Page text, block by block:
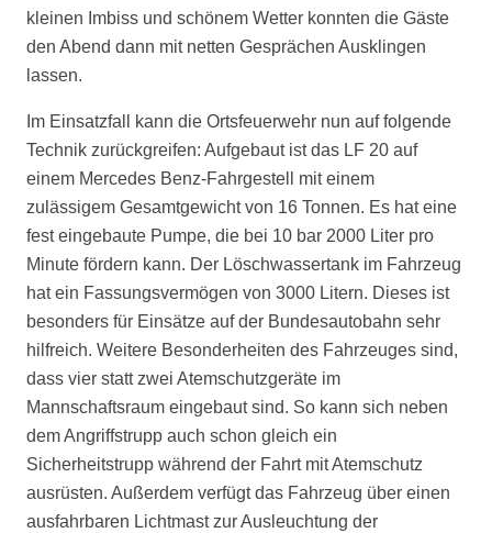
kleinen Imbiss und schönem Wetter konnten die Gäste
den Abend dann mit netten Gesprächen Ausklingen
lassen.
Im Einsatzfall kann die Ortsfeuerwehr nun auf folgende
Technik zurückgreifen: Aufgebaut ist das LF 20 auf
einem Mercedes Benz-Fahrgestell mit einem
zulässigem Gesamtgewicht von 16 Tonnen. Es hat eine
fest eingebaute Pumpe, die bei 10 bar 2000 Liter pro
Minute fördern kann. Der Löschwassertank im Fahrzeug
hat ein Fassungsvermögen von 3000 Litern. Dieses ist
besonders für Einsätze auf der Bundesautobahn sehr
hilfreich. Weitere Besonderheiten des Fahrzeuges sind,
dass vier statt zwei Atemschutzgeräte im
Mannschaftsraum eingebaut sind. So kann sich neben
dem Angriffstrupp auch schon gleich ein
Sicherheitstrupp während der Fahrt mit Atemschutz
ausrüsten. Außerdem verfügt das Fahrzeug über einen
ausfahrbaren Lichtmast zur Ausleuchtung der